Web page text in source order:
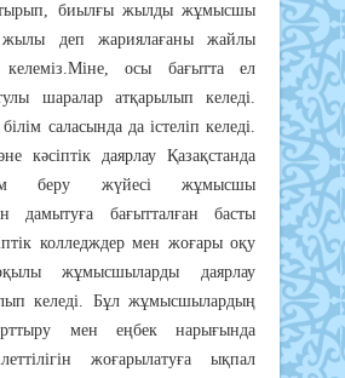
биылғы жылды жұмысшы
жылы деп жариялағаны жайлы
осы бағытта ел
шаралар атқарылып келеді.
саласында да істеліп келеді.
кәсіптік даярлау Қазақстанда
беру жүйесі жұмысшы
дамытуға бағытталған басты
колледждер мен жоғары оқу
жұмысшыларды даярлау
келеді. Бұл жұмысшылардың
арттыру мен еңбек нарығында
жоғарылатуға ықпал